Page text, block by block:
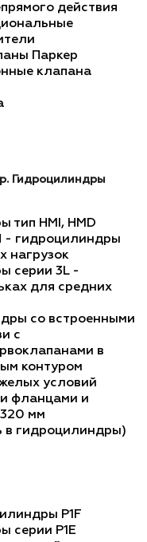
действия
Паркер
клапана
Гидроцилиндры
тип HMI, HMD
- гидроцилиндры
нагрузок
серии 3L -
для средних
со встроенными
с
в
контуром
условий
фланцами и
мм
в гидроцилиндры)
P1F
серии P1E